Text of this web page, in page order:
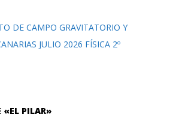
DE CAMPO GRAVITATORIO Y
JULIO 2026 FÍSICA 2º
«EL PILAR»